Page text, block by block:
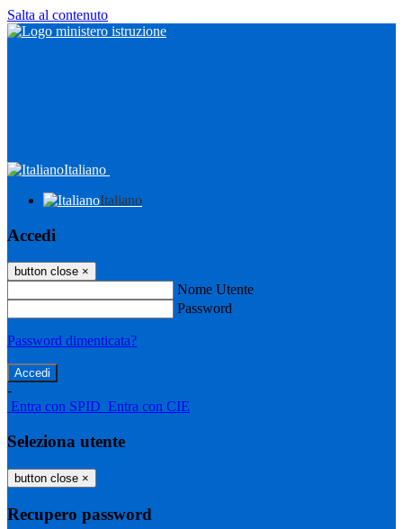
Salta al contenuto
Italiano
Italiano
Accedi
button close ×
Nome Utente
Password
Password dimenticata?
-
Entra con SPID Entra con CIE
Seleziona utente
button close ×
Recupero password